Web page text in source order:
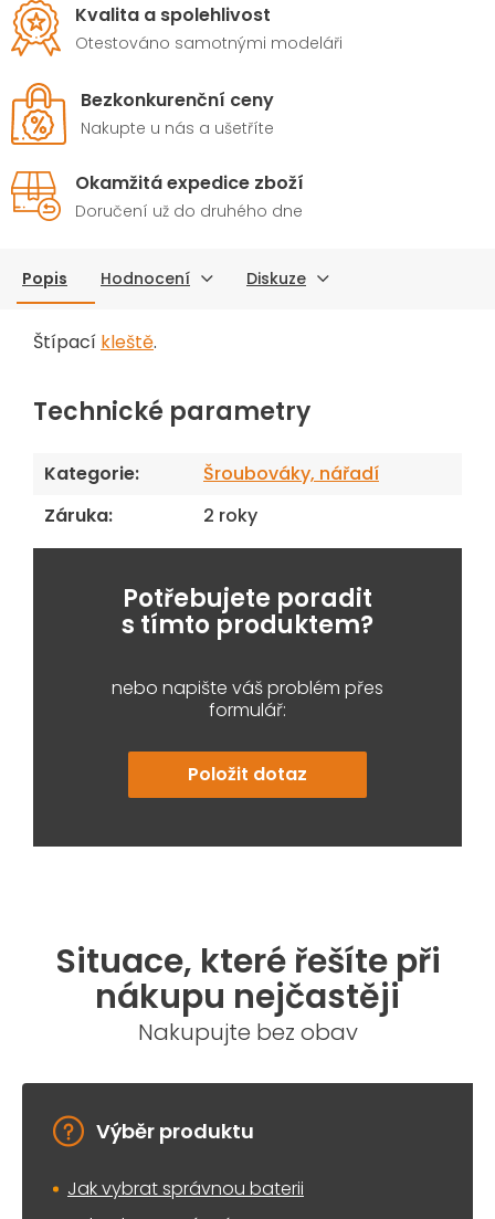
Kvalita a spolehlivost
Otestováno samotnými modeláři
Bezkonkurenční ceny
Nakupte u nás a ušetříte
Okamžitá expedice zboží
Doručení už do druhého dne
Popis Hodnocení Diskuze
Štípací kleště.
Technické parametry
Kategorie:
Šroubováky, nářadí
Záruka: 2 roky
Potřebujete poradit
s tímto produktem?
nebo napište váš problém přes
formulář:
Položit dotaz
Situace, které řešíte při
nákupu nejčastěji
Nakupujte bez obav
Výběr produktu
Jak vybrat správnou baterii